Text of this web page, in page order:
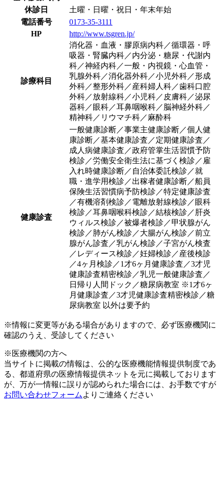
休診日
土曜・日曜・祝日・年末年始
電話番号
0173-35-3111
HP
http://www.tsgren.jp/
診療科目
消化器・血液・膠原病内科／循環器・呼
吸器・腎臓内科／内分泌・糖尿・代謝内
科／神経内科／一般・内視鏡・心血管・
乳腺外科／消化器外科／小児外科／形成
外科／整形外科／産科婦人科／歯科口腔
外科／放射線科／小児科／皮膚科／泌尿
器科／眼科／耳鼻咽喉科／脳神経外科／
精神科／リウマチ科／麻酔科
健康診査
一般健康診断／事業主健康診断／個人健
康診断／基本健康診査／定期健康診査／
成人病健康診査／政府管掌生活習慣予防
検診／労働安全衛生法に基づく検診／雇
入れ時健康診断／自治体委託検診／就
職・進学用検診／出稼者健康診断／船員
保険生活習慣病予防検診／特定健康診査
／有機溶剤検診／電離放射線検診／眼科
検診／耳鼻咽喉科検診／結核検診／肝炎
ウィルス検診／被爆者検診／甲状腺がん
検診／肺がん検診／大腸がん検診／前立
腺がん診査／乳がん検診／子宮がん検査
／レディース検診／妊婦検診／産後検診
／4ヶ月検診／1才6ヶ月健康診査／3才児
健康診査精密検診／乳児一般健康診査／
日帰り人間ドック／糖尿病教室 ※1才6ヶ
月健康診査／3才児健康診査精密検診／糖
尿病教室 以外は要予約
※情報に変更等がある場合がありますので、必ず医療機関に
確認のうえ、受診してください
※医療機関の方へ
当サイトに掲載の情報は、公的な医療機能情報提供制度であ
る、都道府県の医療情報提供ネットを元に掲載しております
が、万が一情報に誤りが認められた場合には、お手数ですが
お問い合わせフォーム よりご連絡ください